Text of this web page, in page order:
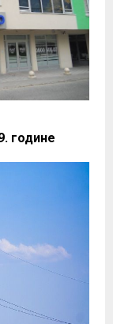
године